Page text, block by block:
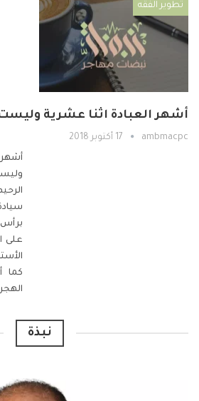
تطوير الفقه
أشهر العبادة اثنا عشرية
ambmacpc 17 أكتوبر 2018
على
كما
نبذة